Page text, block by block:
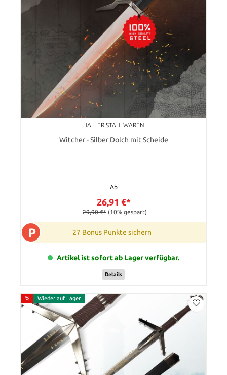
HALLER STAHLWAREN
Witcher - Silber Dolch mit Scheide
Ab
26,91 €*
29,90 €* (10% gespart)
P 27 Bonus Punkte sichern
Artikel ist sofort ab Lager verfügbar.
Details
% Wieder auf Lager